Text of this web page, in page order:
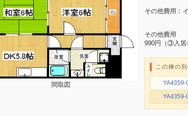
間取図
その他費用：
その他費用
990円（③入居
この棟の
YA4359-
YA4359-